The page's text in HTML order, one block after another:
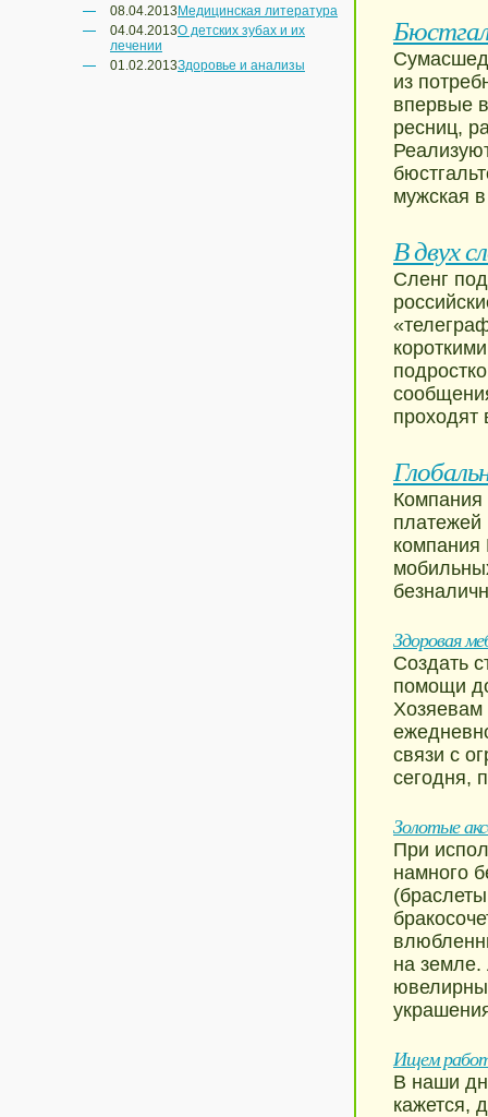
08.04.2013 Медицинская литература
04.04.2013О детских зубах и их
лечении
01.02.2013Здоровье и анализы
из
впервые
ресниц,
мужская
В двух
Сленг
проходят
платежей
Здоровая
Создать
помощи
Хозяевам
связи с
сегодня,
Золотые
При
намного
на
Ищем
В наши
кажется,